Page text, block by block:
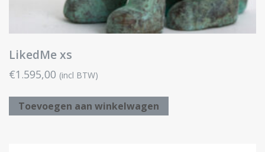
LikedMe xs
€1.595,00 (incl BTW)
Toevoegen aan winkelwagen